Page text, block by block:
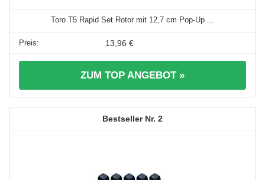
Toro T5 Rapid Set Rotor mit 12,7 cm Pop-Up ...
13,96 €
ZUM TOP ANGEBOT »
2